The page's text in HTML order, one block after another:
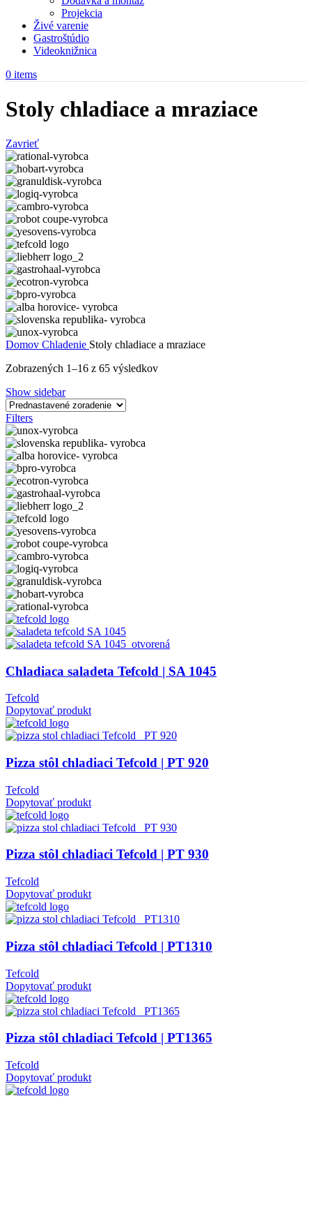
Projekcia
Živé varenie
Gastroštúdio
Videoknižnica
0 items
Stoly chladiace a mraziace
Zavrieť
Domov Chladenie Stoly chladiace a mraziace
Zobrazených 1–16 z 65 výsledkov
Show sidebar
Filters
Chladiaca saladeta Tefcold | SA 1045
Tefcold
Dopytovať produkt
Pizza stôl chladiaci Tefcold | PT 920
Tefcold
Dopytovať produkt
Pizza stôl chladiaci Tefcold | PT 930
Tefcold
Dopytovať produkt
Pizza stôl chladiaci Tefcold | PT1310
Tefcold
Dopytovať produkt
Pizza stôl chladiaci Tefcold | PT1365
Tefcold
Dopytovať produkt